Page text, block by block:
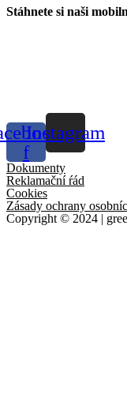
Stáhnete si naši
f
Instagram
Dokumenty
Reklamační ŕád
Cookies
Zásady ochrany
Copyright © 2024 |